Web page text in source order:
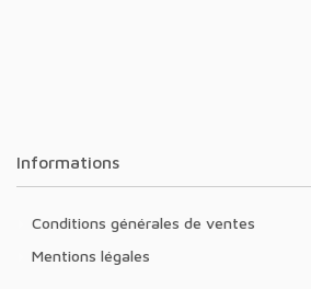
Informations
Conditions générales de ventes
Mentions légales